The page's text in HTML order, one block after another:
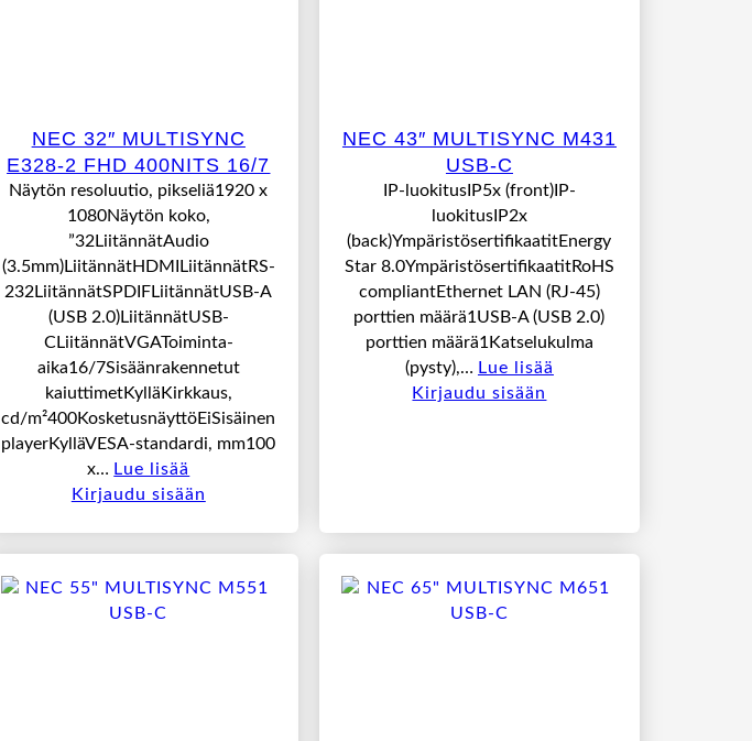
NEC 32″ MULTISYNC
E328-2 FHD 400NITS 16/7
Näytön resoluutio, pikseliä1920 x
1080Näytön koko,
”32LiitännätAudio
(3.5mm)LiitännätHDMILiitännätRS-
232LiitännätSPDIFLiitännätUSB-A
(USB 2.0)LiitännätUSB-
CLiitännätVGAToiminta-
aika16/7Sisäänrakennetut
kaiuttimetKylläKirkkaus,
cd/m²400KosketusnäyttöEiSisäinen
playerKylläVESA-standardi, mm100
x… Lue lisää
Kirjaudu sisään
NEC 43″ MULTISYNC M431
USB-C
IP-luokitusIP5x (front)IP-
luokitusIP2x
(back)YmpäristösertifikaatitEnergy
Star 8.0YmpäristösertifikaatitRoHS
compliantEthernet LAN (RJ-45)
porttien määrä1USB-A (USB 2.0)
porttien määrä1Katselukulma
(pysty),… Lue lisää
Kirjaudu sisään